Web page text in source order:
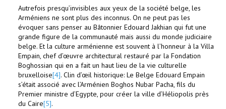
Autrefois presqu’invisibles aux yeux de la société belge, les
Arméniens ne sont plus des inconnus. On ne peut pas les
évoquer sans penser au Bâtonnier Edouard Jakhian qui fut une
grande figure de la communauté mais aussi du monde judiciaire
belge. Et la culture arménienne est souvent à l’honneur à la Villa
Empain, chef d’œuvre architectural restauré par la Fondation
Boghossian qui en a fait un haut lieu de la vie culturelle
bruxelloise[4]. Clin d’œil historique: Le Belge Edouard Empain
s’était associé avec l’Arménien Boghos Nubar Pacha, fils du
Premier ministre d’Egypte, pour créer la ville d’Héliopolis près
du Caire[5].